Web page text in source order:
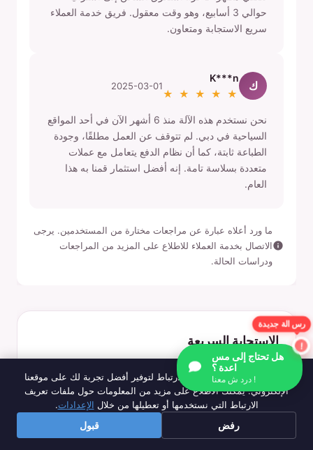
حوالي 3 أسابيع، وهو وقت معقول. فريق خدمة العملاء
سريع الاستجابة ومتعاون.
ك
K***n
★ ★ ★ ★ ★
2025-03-01
نحن نستخدم هذه الآلة منذ 6 أشهر الآن في أحد المواقع
السياحية في دبي. لم تتوقف عن العمل مطلقًا، وجودة
الطباعة ثابتة، كما أن نظام الدفع يتعامل مع عملات
متعددة بسلاسة تامة. إنه أفضل استثمار قمنا به هذا
العام.
ما ورد أعلاه عبارة عن مراجعات مختارة من المستخدمين. يرجى
الاتصال بخدمة العملاء للاطلاع على المزيد من المراجعات
ودراسات الحالة.
الاستجابة السريعة
هل أنت مهتم بالمنتج؟املأ النموذج الآن للحصول على مزيد من
المعلومات.
اسم ك
هل تحتاج إلى مس
اعدة ؟
درد ش معنا !
رس الة جديدة
نحن نستخدم ملفات تعريف الارتباط لتوفير أفضل تجربة لك على موقعنا
الإلكتروني. يمكنك الاطلاع على مزيد من المعلومات حول ملفات تعريف
الارتباط التي نستخدمها أو تعطيلها من خلال الإعدادات.
رفض قبول